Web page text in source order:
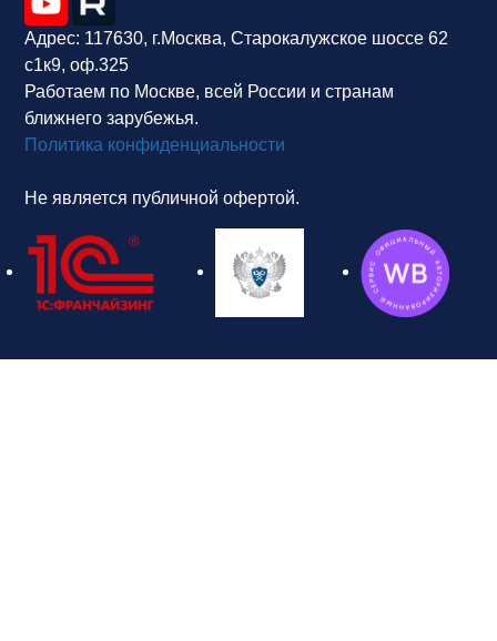
Адрес: 117630, г.Москва, Старокалужское шоссе 62
с1к9, оф.325
Работаем по Москве, всей России и странам
ближнего зарубежья.
Политика конфиденциальности
Не является публичной офертой.